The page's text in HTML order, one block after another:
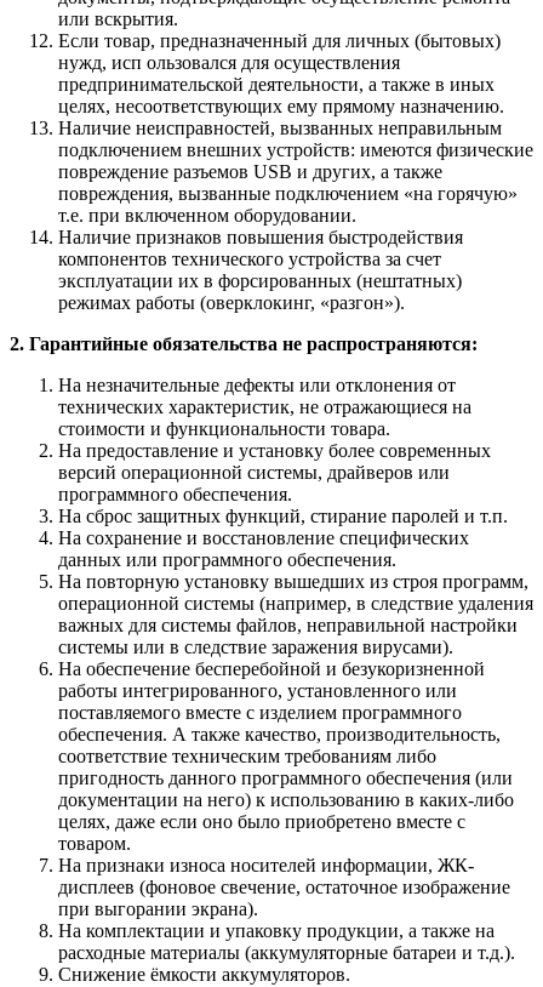
или вскрытия.
Если товар, предназначенный для личных (бытовых)
нужд, исп ользовался для осуществления
предпринимательской деятельности, а также в иных
целях, несоответствующих ему прямому назначению.
Наличие неисправностей, вызванных неправильным
подключением внешних устройств: имеются физические
повреждение разъемов USB и других, а также
повреждения, вызванные подключением «на горячую»
т.е. при включенном оборудовании.
Наличие признаков повышения быстродействия
компонентов технического устройства за счет
эксплуатации их в форсированных (нештатных)
режимах работы (оверклокинг, «разгон»).
2. Гарантийные обязательства не распространяются:
На незначительные дефекты или отклонения от
технических характеристик, не отражающиеся на
стоимости и функциональности товара.
На предоставление и установку более современных
версий операционной системы, драйверов или
программного обеспечения.
На сброс защитных функций, стирание паролей и т.п.
На сохранение и восстановление специфических
данных или программного обеспечения.
На повторную установку вышедших из строя программ,
операционной системы (например, в следствие удаления
важных для системы файлов, неправильной настройки
системы или в следствие заражения вирусами).
На обеспечение бесперебойной и безукоризненной
работы интегрированного, установленного или
поставляемого вместе с изделием программного
обеспечения. А также качество, производительность,
соответствие техническим требованиям либо
пригодность данного программного обеспечения (или
документации на него) к использованию в каких-либо
целях, даже если оно было приобретено вместе с
товаром.
На признаки износа носителей информации, ЖК-
дисплеев (фоновое свечение, остаточное изображение
при выгорании экрана).
На комплектации и упаковку продукции, а также на
расходные материалы (аккумуляторные батареи и т.д.).
Снижение ёмкости аккумуляторов.